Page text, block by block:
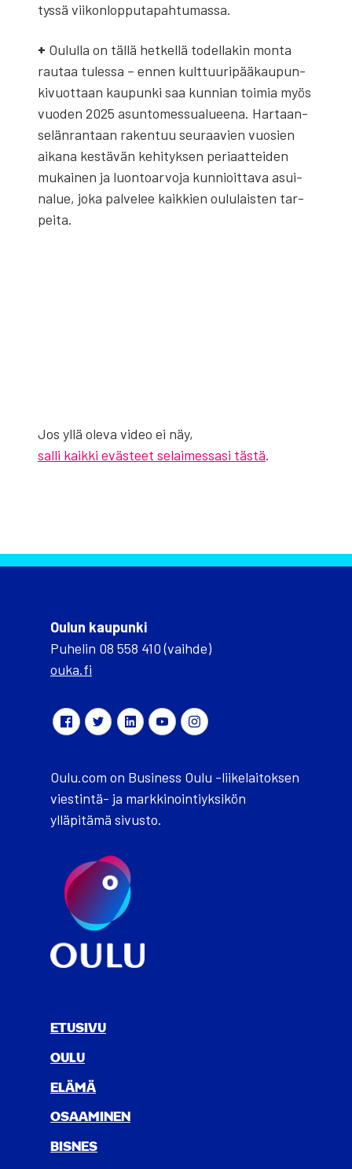
tys­sä vii­kon­lop­pu­ta­pah­tu­mas­sa.
+ Oulul­la on täl­lä het­kel­lä todel­la­kin mon­ta
rau­taa tules­sa – ennen kult­tuu­ri­pää­kau­pun­
ki­vuot­taan kau­pun­ki saa kun­nian toi­mia myös
vuo­den 2025 asun­to­mes­sua­lu­ee­na. Har­taan­
se­län­ran­taan raken­tuu seu­raa­vien vuo­sien
aika­na kes­tä­vän kehi­tyk­sen peri­aat­tei­den
mukai­nen ja luon­toar­vo­ja kun­nioit­ta­va asui­
na­lue, joka pal­ve­lee kaik­kien oulu­lais­ten tar­
pei­ta.
Jos yllä ole­va video ei näy,
salli kaikki evästeet selaimessasi tästä.
Oulun kaupunki
Puhelin 08 558 410 (vaihde)
ouka.fi
Oulu.com on Business Oulu -liikelaitoksen
viestintä- ja markkinointiyksikön
ylläpitämä sivusto.
ETUSIVU
OULU
ELÄ­MÄ
OSAA­MI­NEN
BIS­NES